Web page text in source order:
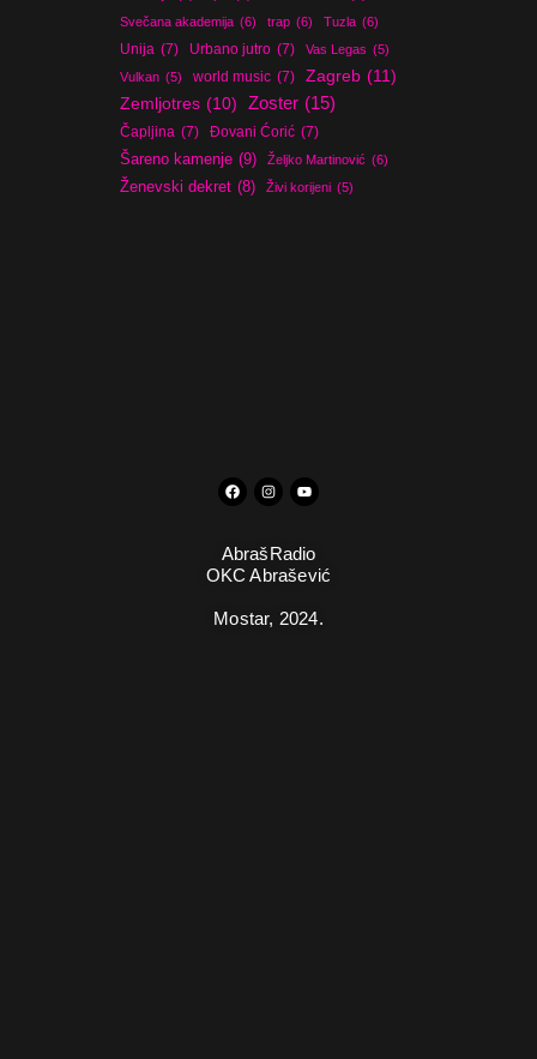
Svečana akademija (6) trap (6) Tuzla (6)
Unija (7) Urbano jutro (7) Vas Legas (5)
Vulkan (5) world music (7) Zagreb (11)
Zemljotres (10) Zoster (15)
Čapljina (7) Đovani Ćorić (7)
Šareno kamenje (9) Željko Martinović (6)
Ženevski dekret (8) Živi korijeni (5)
AbrašRadio
OKC Abrašević
Mostar, 2024.